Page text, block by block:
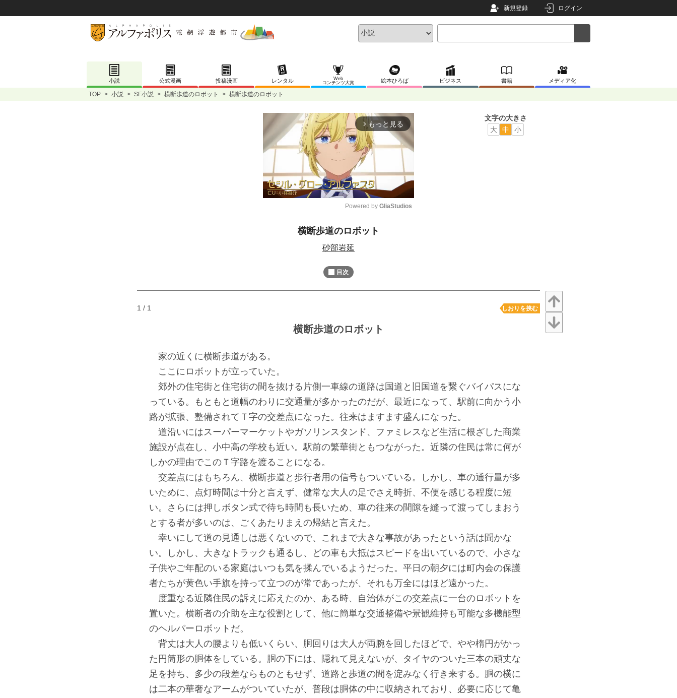
新規登録 ログイン
小説 公式漫画 投稿漫画 レンタル
Web
コンテンツ大賞
絵本ひろば ビジネス 書籍 メディア化
TOP > 小説 > SF小説 > 横断歩道のロボット > 横断歩道のロボット
arrow_forward_ios もっと見る
Powered by GliaStudios
横断歩道のロボット
砂部岩延
文字の大きさ
大
中 小
目次
1 / 1 しおりを挟む
横断歩道のロボット
家の近くに横断歩道がある。
ここにロボットが立っていた。
郊外の住宅街と住宅街の間を抜ける片側一車線の道路は国道と旧国道を繋ぐバイパスにな
っている。もともと道幅のわりに交通量が多かったのだが、最近になって、駅前に向かう小
路が拡張、整備されてＴ字の交差点になった。往来はますます盛んになった。
道沿いにはスーパーマーケットやガソリンスタンド、ファミレスなど生活に根ざした商業
施設が点在し、小中高の学校も近い。駅前の繁華街ともつながった。近隣の住民は常に何が
しかの理由でこのＴ字路を渡ることになる。
交差点にはもちろん、横断歩道と歩行者用の信号もついている。しかし、車の通行量が多
いために、点灯時間は十分と言えず、健常な大人の足でさえ時折、不便を感じる程度に短
い。さらには押しボタン式で待ち時間も長いため、車の往来の間隙を縫って渡ってしまおう
とする者が多いのは、ごくあたりまえの帰結と言えた。
幸いにして道の見通しは悪くないので、これまで大きな事故があったという話は聞かな
い。しかし、大きなトラックも通るし、どの車も大抵はスピードを出いているので、小さな
子供やご年配のいる家庭はいつも気を揉んでいるようだった。平日の朝夕には町内会の保護
者たちが黄色い手旗を持って立つのが常であったが、それも万全にはほど遠かった。
度重なる近隣住民の訴えに応えたのか、ある時、自治体がこの交差点に一台のロボットを
置いた。横断者の介助を主な役割として、他に簡単な交通整備や景観維持も可能な多機能型
のヘルパーロボットだ。
背丈は大人の腰よりも低いくらい、胴回りは大人が両腕を回したほどで、やや楕円がかっ
た円筒形の胴体をしている。胴の下には、隠れて見えないが、タイヤのついた三本の頑丈な
足を持ち、多少の段差ならものともせず、道路と歩道の間を淀みなく行き来する。胴の横に
は二本の華奢なアームがついていたが、普段は胴体の中に収納されており、必要に応じて亀